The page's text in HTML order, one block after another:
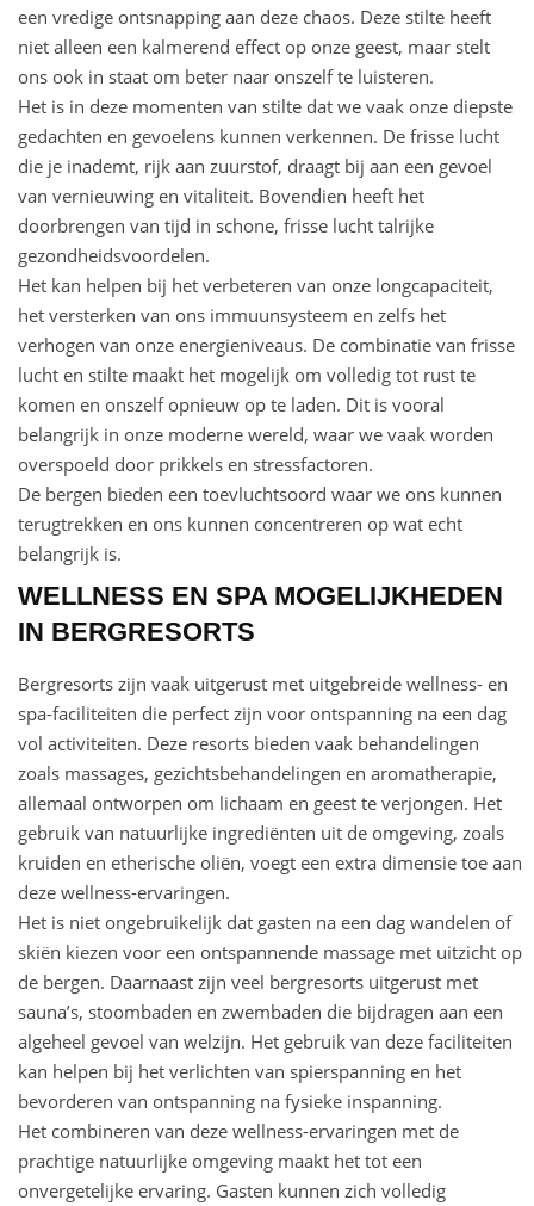
een vredige ontsnapping aan deze chaos. Deze stilte heeft
niet alleen een kalmerend effect op onze geest, maar stelt
ons ook in staat om beter naar onszelf te luisteren.
Het is in deze momenten van stilte dat we vaak onze diepste
gedachten en gevoelens kunnen verkennen. De frisse lucht
die je inademt, rijk aan zuurstof, draagt bij aan een gevoel
van vernieuwing en vitaliteit. Bovendien heeft het
doorbrengen van tijd in schone, frisse lucht talrijke
gezondheidsvoordelen.
Het kan helpen bij het verbeteren van onze longcapaciteit,
het versterken van ons immuunsysteem en zelfs het
verhogen van onze energieniveaus. De combinatie van frisse
lucht en stilte maakt het mogelijk om volledig tot rust te
komen en onszelf opnieuw op te laden. Dit is vooral
belangrijk in onze moderne wereld, waar we vaak worden
overspoeld door prikkels en stressfactoren.
De bergen bieden een toevluchtsoord waar we ons kunnen
terugtrekken en ons kunnen concentreren op wat echt
belangrijk is.
WELLNESS EN SPA MOGELIJKHEDEN
IN BERGRESORTS
Bergresorts zijn vaak uitgerust met uitgebreide wellness- en
spa-faciliteiten die perfect zijn voor ontspanning na een dag
vol activiteiten. Deze resorts bieden vaak behandelingen
zoals massages, gezichtsbehandelingen en aromatherapie,
allemaal ontworpen om lichaam en geest te verjongen. Het
gebruik van natuurlijke ingrediënten uit de omgeving, zoals
kruiden en etherische oliën, voegt een extra dimensie toe aan
deze wellness-ervaringen.
Het is niet ongebruikelijk dat gasten na een dag wandelen of
skiën kiezen voor een ontspannende massage met uitzicht op
de bergen. Daarnaast zijn veel bergresorts uitgerust met
sauna’s, stoombaden en zwembaden die bijdragen aan een
algeheel gevoel van welzijn. Het gebruik van deze faciliteiten
kan helpen bij het verlichten van spierspanning en het
bevorderen van ontspanning na fysieke inspanning.
Het combineren van deze wellness-ervaringen met de
prachtige natuurlijke omgeving maakt het tot een
onvergetelijke ervaring. Gasten kunnen zich volledig